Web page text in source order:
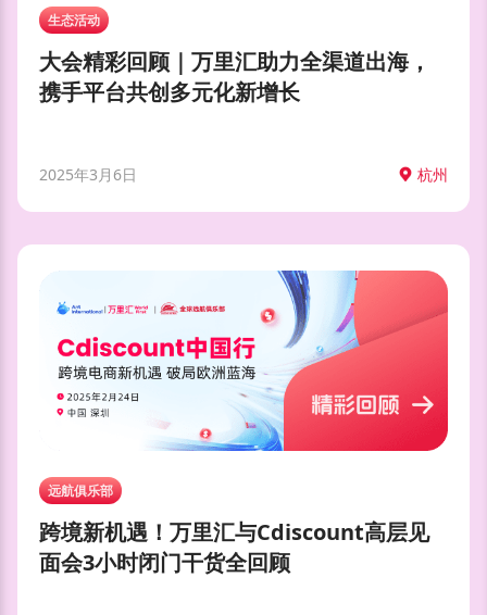
生态活动
大会精彩回顾｜万里汇助力全渠道出海，
携手平台共创多元化新增长
2025年3月6日 杭州
远航俱乐部
跨境新机遇！万里汇与Cdiscount高层见
面会3小时闭门干货全回顾